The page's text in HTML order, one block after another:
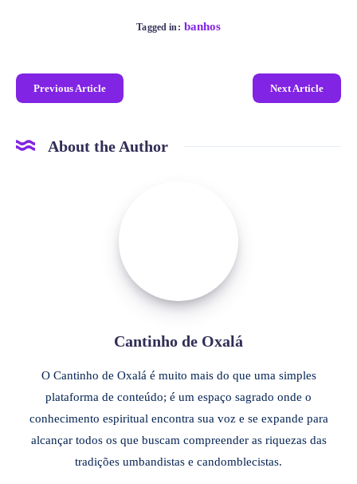
Tagged in: banhos
Previous Article Next Article
About the Author
Cantinho de Oxalá
O Cantinho de Oxalá é muito mais do que uma simples
plataforma de conteúdo; é um espaço sagrado onde o
conhecimento espiritual encontra sua voz e se expande para
alcançar todos os que buscam compreender as riquezas das
tradições umbandistas e candomblecistas.